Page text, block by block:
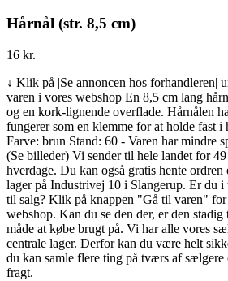
Hårnål (str. 8,5 cm)
16 kr.
↓ Klik på |Se annoncen hos forhandleren|
varen i vores webshop En 8,5 cm lang
og en kork-lignende overflade. Hårnålen
fungerer som en klemme for at holde fast
Farve: brun Stand: 60 - Varen har mindre
(Se billeder) Vi sender til hele landet for
hverdage. Du kan også gratis hente
lager på Industrivej 10 i Slangerup. Er du
til salg? Klik på knappen "Gå til varen" for
webshop. Kan du se den der, er den
måde at købe brugt på. Vi har alle vores
centrale lager. Derfor kan du være helt
du kan samle flere ting på tværs af sælgere
fragt.